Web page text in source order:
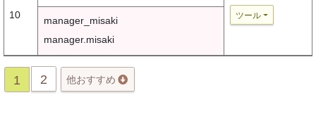
10 ツール
manager_misaki
manager.misaki
1 2 他おすすめ